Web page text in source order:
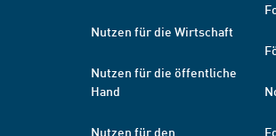
Nutzen für die Wirtschaft
Nutzen für die öffentliche
Hand
Nutzen für den